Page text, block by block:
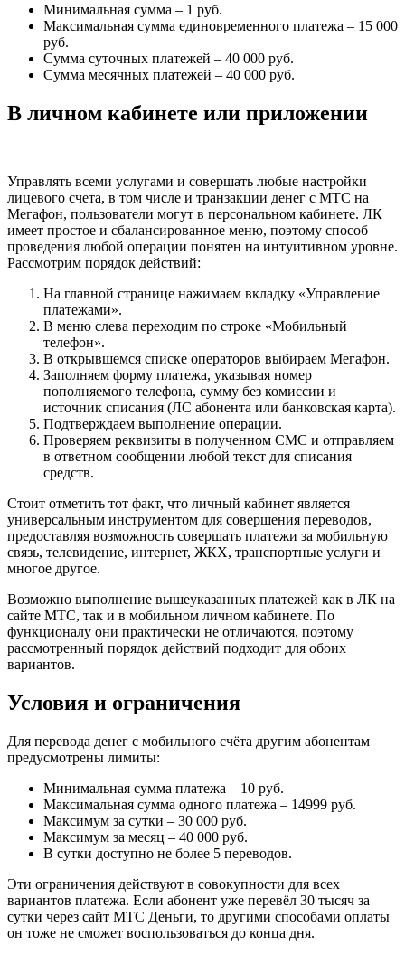
Минимальная сумма – 1 руб.
Максимальная сумма единовременного платежа – 15 000
руб.
Сумма суточных платежей – 40 000 руб.
Сумма месячных платежей – 40 000 руб.
В личном кабинете или приложении
Управлять всеми услугами и совершать любые настройки
лицевого счета, в том числе и транзакции денег с МТС на
Мегафон, пользователи могут в персональном кабинете. ЛК
имеет простое и сбалансированное меню, поэтому способ
проведения любой операции понятен на интуитивном уровне.
Рассмотрим порядок действий:
На главной странице нажимаем вкладку «Управление
платежами».
В меню слева переходим по строке «Мобильный
телефон».
В открывшемся списке операторов выбираем Мегафон.
Заполняем форму платежа, указывая номер
пополняемого телефона, сумму без комиссии и
источник списания (ЛС абонента или банковская карта).
Подтверждаем выполнение операции.
Проверяем реквизиты в полученном СМС и отправляем
в ответном сообщении любой текст для списания
средств.
Стоит отметить тот факт, что личный кабинет является
универсальным инструментом для совершения переводов,
предоставляя возможность совершать платежи за мобильную
связь, телевидение, интернет, ЖКХ, транспортные услуги и
многое другое.
Возможно выполнение вышеуказанных платежей как в ЛК на
сайте МТС, так и в мобильном личном кабинете. По
функционалу они практически не отличаются, поэтому
рассмотренный порядок действий подходит для обоих
вариантов.
Условия и ограничения
Для перевода денег с мобильного счёта другим абонентам
предусмотрены лимиты:
Минимальная сумма платежа – 10 руб.
Максимальная сумма одного платежа – 14999 руб.
Максимум за сутки – 30 000 руб.
Максимум за месяц – 40 000 руб.
В сутки доступно не более 5 переводов.
Эти ограничения действуют в совокупности для всех
вариантов платежа. Если абонент уже перевёл 30 тысяч за
сутки через сайт МТС Деньги, то другими способами оплаты
он тоже не сможет воспользоваться до конца дня.